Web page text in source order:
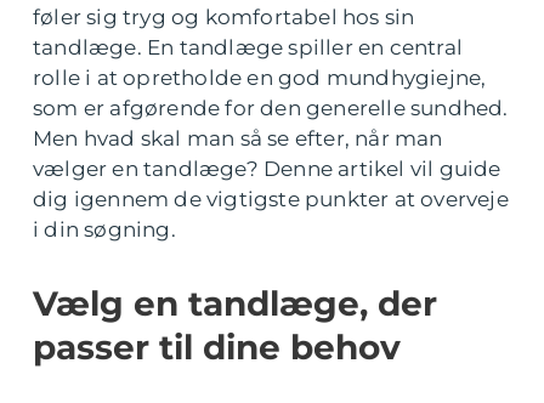
føler sig tryg og komfortabel hos sin
tandlæge. En tandlæge spiller en central
rolle i at opretholde en god mundhygiejne,
som er afgørende for den generelle sundhed.
Men hvad skal man så se efter, når man
vælger en tandlæge? Denne artikel vil guide
dig igennem de vigtigste punkter at overveje
i din søgning.
Vælg en tandlæge, der
passer til dine behov